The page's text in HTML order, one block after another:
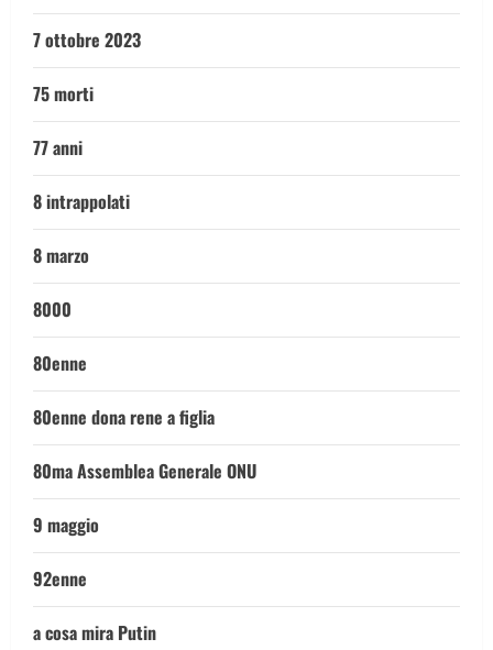
7 ottobre 2023
75 morti
77 anni
8 intrappolati
8 marzo
8000
80enne
80enne dona rene a figlia
80ma Assemblea Generale ONU
9 maggio
92enne
a cosa mira Putin